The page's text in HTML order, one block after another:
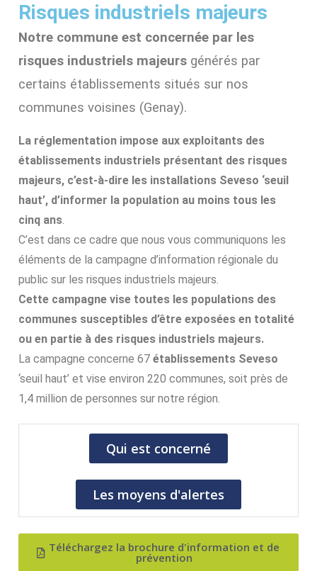
Risques industriels majeurs
Notre commune est concernée par les
risques industriels majeurs générés par
certains établissements situés sur nos
communes voisines (Genay).
La réglementation impose aux exploitants des
établissements industriels présentant des risques
majeurs, c’est-à-dire les installations Seveso ‘seuil
haut’, d’informer la population au moins tous les
cinq ans.
C’est dans ce cadre que nous vous communiquons les
éléments de la campagne d’information régionale du
public sur les risques industriels majeurs.
Cette campagne vise toutes les populations des
communes susceptibles d’être exposées en totalité
ou en partie à des risques industriels majeurs.
La campagne concerne 67 établissements Seveso
‘seuil haut’ et vise environ 220 communes, soit près de
1,4 million de personnes sur notre région.
Qui est concerné
Les moyens d'alertes
Téléchargez la brochure d'information et de
prévention